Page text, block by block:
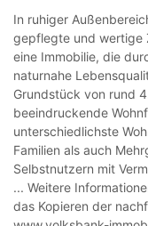
In ruhiger
gepflegte und wertige
eine Immobilie, die
naturnahe
Grundstück von rund
beeindruckende
unterschiedlichste
Familien als auch
Selbstnutzern mit
... Weitere
das Kopieren der